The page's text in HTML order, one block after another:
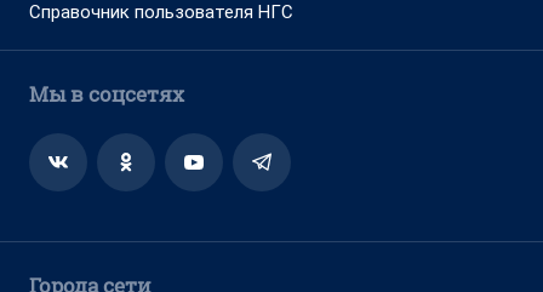
Справочник пользователя НГС
Мы в соцсетях
Города сети